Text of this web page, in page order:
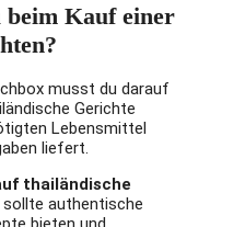
beim Kauf einer
musst du darauf
Gerichte
Lebensmittel
liefert.
thailändische
sollte authentische